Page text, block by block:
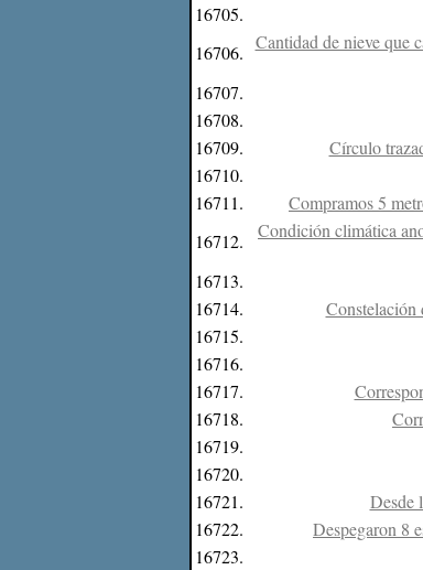
16705.
16706. Cantidad de nieve que
16707.
16708.
16709.
Círculo
16710.
16711.
Compramos 5
16712.
Condición climática
16713.
16714.
Constelación
16715.
16716.
16717.
16718.
16719.
16720.
16721.
Desde
16722.
Despegaron 8
16723.